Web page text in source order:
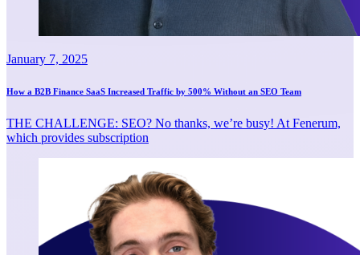
January 7, 2025
How a B2B Finance SaaS Increased Traffic by 500% Without an SEO Team
THE CHALLENGE: SEO? No thanks, we’re busy! At Fenerum,
which provides subscription